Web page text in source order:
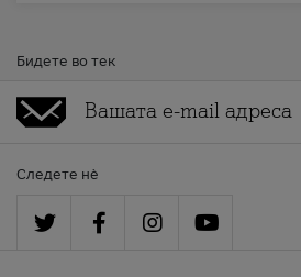
Бидете во тек
Следете нè